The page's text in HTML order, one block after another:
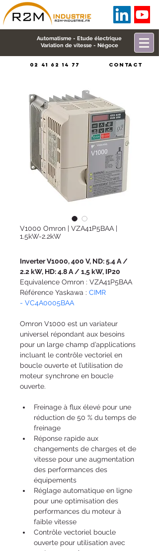
Automatisme - Etude électrique
Variation de vitesse - Négoce
02 41 62 14 77 CONTACT
V1000 Omron | VZA41P5BAA |
1.5kW-2.2kW
Inverter V1000, 400 V, ND: 5.4 A /
2.2 kW, HD: 4.8 A / 1,5 kW, IP20
Equivalence Omron : VZA41P5BAA
Référence Yaskawa : CIMR
- VC4A0005BAA
Omron V1000 est un variateur
universel répondant aux besoins
pour un large champ d’applications
incluant le contrôle vectoriel en
boucle ouverte et l’utilisation de
moteur synchrone en boucle
ouverte.
Freinage à flux élevé pour une
réduction de 50 % du temps de
freinage
Réponse rapide aux
changements de charges et de
vitesse pour une augmentation
des performances des
équipements
Réglage automatique en ligne
pour une optimisation des
performances du moteur à
faible vitesse
Contrôle vectoriel boucle
ouverte pour utilisation avec